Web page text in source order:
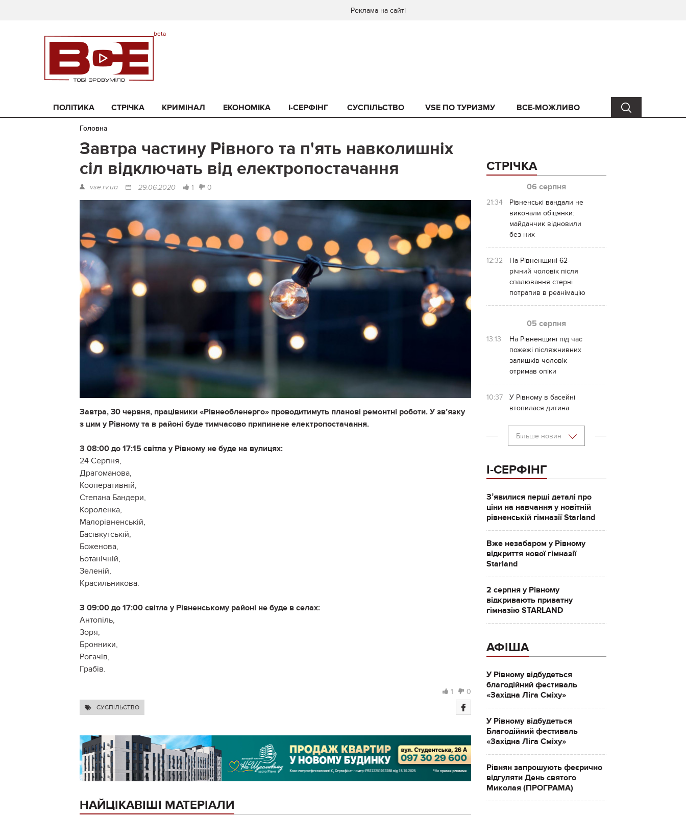
Реклама на сайті
ПОЛІТИКА СТРІЧКА КРИМІНАЛ ЕКОНОМІКА I-СЕРФІНГ СУСПІЛЬСТВО VSE ПО ТУРИЗМУ ВСЕ-МОЖЛИВО
Головна
Завтра частину Рівного та п'ять навколишніх
сіл відключать від електропостачання
vse.rv.ua 29.06.2020 1 0
Завтра, 30 червня, працівники «Рівнеобленерго» проводитимуть планові ремонтні роботи. У зв’язку
з цим у Рівному та в районі буде тимчасово припинене електропостачання.
З 08:00 до 17:15 світла у Рівному не буде на вулицях:
24 Серпня,
Драгоманова,
Кооперативній,
Степана Бандери,
Короленка,
Малорівненській,
Басівкутській,
Боженова,
Ботанічній,
Зеленій,
Красильникова.
З 09:00 до 17:00 світла у Рівненському районі не буде в селах:
Антопіль,
Зоря,
Бронники,
Рогачів,
Грабів.
1 0
СУСПІЛЬСТВО
НАЙЦІКАВІШІ МАТЕРІАЛИ
СТРІЧКА
06 серпня
21:34
Рівненські вандали не
виконали обіцянки:
майданчик відновили
без них
12:32
На Рівненщині 62-
річний чоловік після
спалювання стерні
потрапив в реанімацію
05 серпня
13:13
На Рівненщині під час
пожежі післяжнивних
залишків чоловік
отримав опіки
10:37
У Рівному в басейні
втопилася дитина
Більше новин
І-СЕРФІНГ
Зʼявилися перші деталі про
ціни на навчання у новітній
рівненській гімназії Starland
Вже незабаром у Рівному
відкриття нової гімназії
Starland
2 серпня у Рівному
відкривають приватну
гімназію STARLAND
АФІША
У Рівному відбудеться
благодійний фестиваль
«Західна Ліга Сміху»
У Рівному відбудеться
Благодійний фестиваль
«Західна Ліга Сміху»
Рівнян запрошують феєрично
відгуляти День святого
Миколая (ПРОГРАМА)